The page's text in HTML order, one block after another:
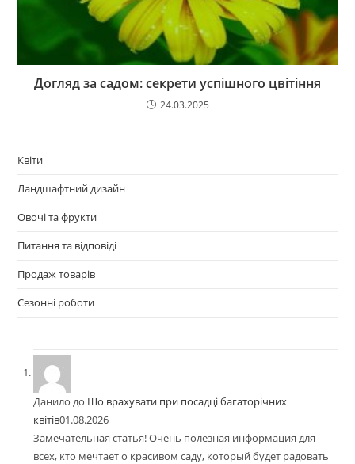
Догляд за садом: секрети успішного цвітіння
24.03.2025
Квіти
Ландшафтний дизайн
Овочі та фрукти
Питання та відповіді
Продаж товарів
Сезонні роботи
Данило до Що врахувати при посадці багаторічних
квітів01.08.2026
Замечательная статья! Очень полезная информация для
всех, кто мечтает о красивом саду, который будет радовать